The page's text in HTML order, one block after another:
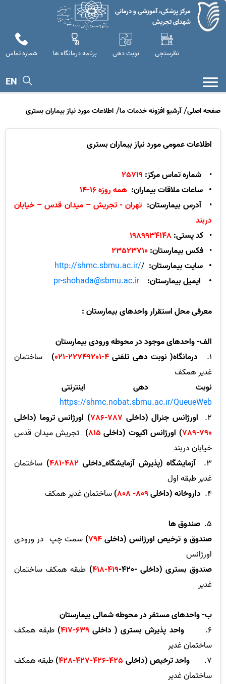
مرکز پزشکی، آموزشی و درمانی
شهدای تجریش
نظرسنجی نوبت دهی برنامه درمانگاه ها شماره تماس
EN
صفحه اصلی آرشیو افزونه خدمات ما اطلاعات مورد نیاز بیماران بستری
اطلاعات عمومی مورد نیاز بیماران بستری
• شماره تماس مرکز: 25719
• ساعات ملاقات بیماران: همه روزه 16-14
•آدرس بیمارستان: تهران - تجریش – میدان قدس – خیابان
دربند
•کد پستی:1989934148
• فکس بیمارستان: 23523710
• سایت بیمارستان: /
http://shmc.sbmu.ac.ir/
•
ایمیل بیمارستان: pr-shohada@sbmu.ac.ir
معرفی محل استقرار واحدهای بیمارستان :
الف- واحدهای موجود در محوطه ورودی بیمارستان
1.
درمانگاه( نوبت دهی تلفنی 4-22749201-021
) ساختمان
غدیر همکف
نوبت دهی اینترنتی
https://shmc.nobat.sbmu.ac.ir/QueueWeb
2.
اورژانس جنرال (داخلی787-786
) اورژانس تروما (داخلی
790-789
) اورژانس اکیوت (داخلی815
) تجریش میدان قدس
خیابان دربند
3.
آزمایشگاه (پذیرش آزمایشگاه_داخلی 482-481
) ساختمان
غدیر طبقه اول
4. داروخانه (داخلی809- 808
)ساختمان غدیر همکف
5. صندوق ها
صندوق و ترخیص اورژانس (داخلی794
) سمت چپ در ورودی
اورژانس
صندوق بستری (داخلی -420-
419-418
) طبقه همکف ساختمان
غدیر
ب- واحدهای مستقر در محوطه شمالی بیمارستان
6.
واحد پذیرش بستری ( داخلی 639-417
) طبقه همکف
ساختمان غدیر
7.
واحد ترخیص (داخلی425-426-427-428
)طبقه همکف
ساختمان غدیر